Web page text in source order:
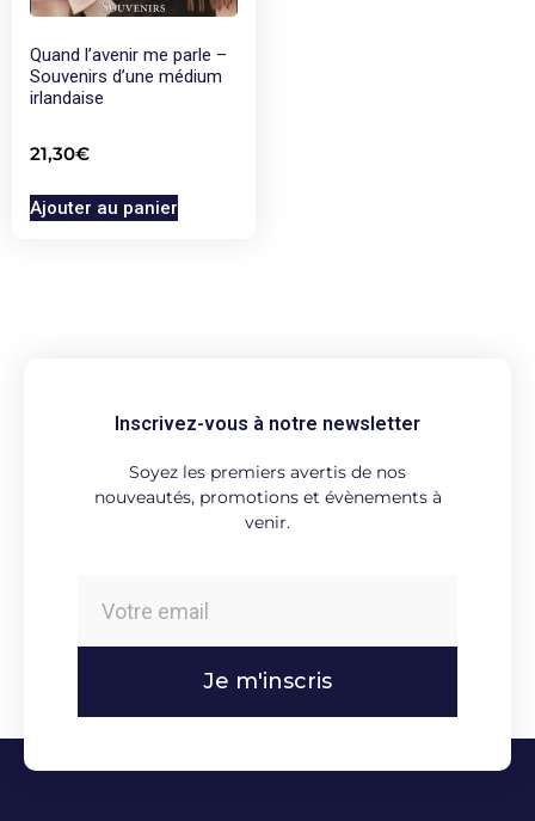
Quand l’avenir me parle –
Souvenirs d’une médium
irlandaise
21,30€
Ajouter au panier
Inscrivez-vous à notre newsletter
Soyez les premiers avertis de nos
nouveautés, promotions et évènements à
venir.
Je m'inscris